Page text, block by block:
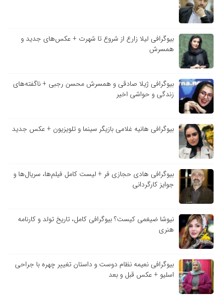
بیوگرافی لیلا زارع از شروع تا شهرت + عکس‌های جدید و
همسرش
بیوگرافی ژیلا صادقی و همسرش محسن رجبی + ناگفته‌های
زندگی و حواشی اخیر
بیوگرافی هانیه غلامی بازیگر سینما و تلویزیون + عکس جدید
بیوگرافی هادی حجازی فر + لیست کامل فیلم‌ها، سریال‌ها و
جوایز کارگردانی
نیوشا ضیغمی کیست؟ بیوگرافی کامل، تاریخ تولد و کارنامه
هنری
بیوگرافی نعیمه نظام دوست و داستان تغییر چهره با جراحی
اسلیو + عکس قبل و بعد